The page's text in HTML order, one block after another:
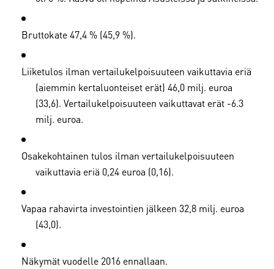
Bruttokate 47,4 % (45,9 %).
Liiketulos ilman vertailukelpoisuuteen vaikuttavia eriä
(aiemmin kertaluonteiset erät) 46,0 milj. euroa
(33,6). Vertailukelpoisuuteen vaikuttavat erät -6.3
milj. euroa.
Osakekohtainen tulos ilman vertailukelpoisuuteen
vaikuttavia eriä 0,24 euroa (0,16).
Vapaa rahavirta investointien jälkeen 32,8 milj. euroa
(43,0).
Näkymät vuodelle 2016 ennallaan.